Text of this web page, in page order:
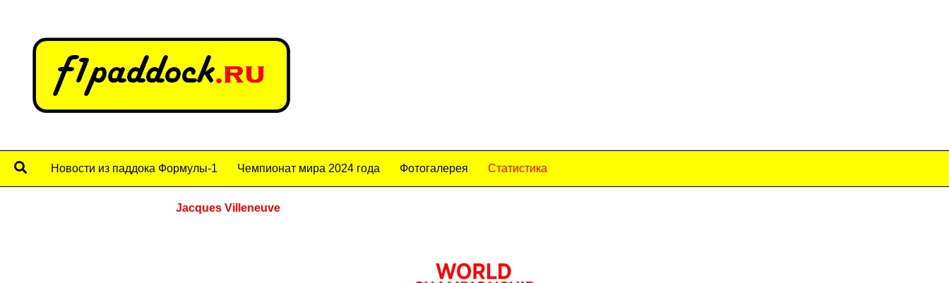
Новости из паддока Формулы-1 Чемпионат мира 2024 года Фотогалерея Статистика
Jacques Villeneuve